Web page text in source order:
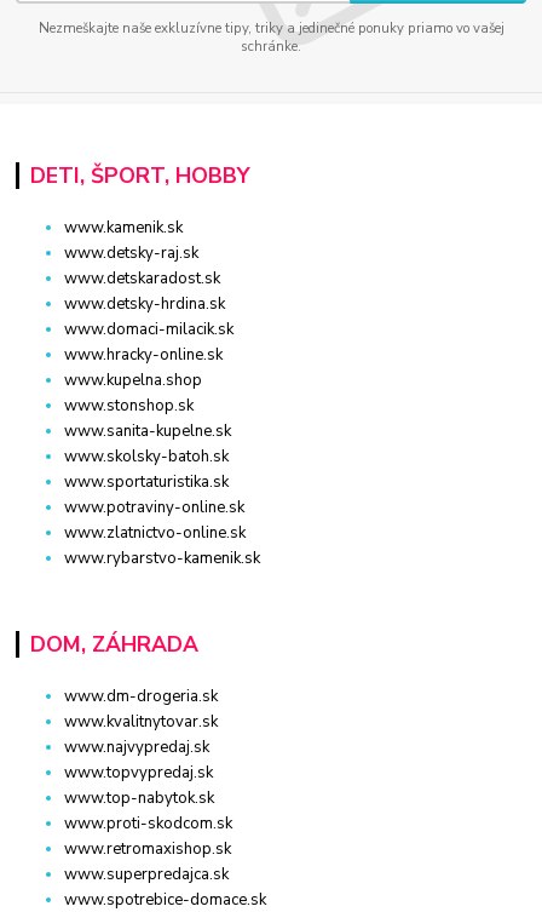
Nezmeškajte naše exkluzívne tipy, triky a jedinečné ponuky priamo vo vašej
schránke.
DETI, ŠPORT, HOBBY
www.kamenik.sk
www.detsky-raj.sk
www.detskaradost.sk
www.detsky-hrdina.sk
www.domaci-milacik.sk
www.hracky-online.sk
www.kupelna.shop
www.stonshop.sk
www.sanita-kupelne.sk
www.skolsky-batoh.sk
www.sportaturistika.sk
www.potraviny-online.sk
www.zlatnictvo-online.sk
www.rybarstvo-kamenik.sk
DOM, ZÁHRADA
www.dm-drogeria.sk
www.kvalitnytovar.sk
www.najvypredaj.sk
www.topvypredaj.sk
www.top-nabytok.sk
www.proti-skodcom.sk
www.retromaxishop.sk
www.superpredajca.sk
www.spotrebice-domace.sk